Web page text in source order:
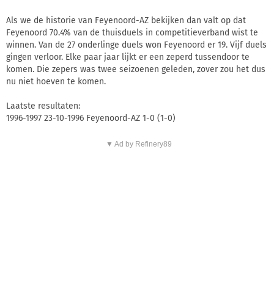
Als we de historie van Feyenoord-AZ bekijken dan valt op dat
Feyenoord 70.4% van de thuisduels in competitieverband wist te
winnen. Van de 27 onderlinge duels won Feyenoord er 19. Vijf duels
gingen verloor. Elke paar jaar lijkt er een zeperd tussendoor te
komen. Die zepers was twee seizoenen geleden, zover zou het dus
nu niet hoeven te komen.
Laatste resultaten:
1996-1997 23-10-1996 Feyenoord-AZ 1-0 (1-0)
▼ Ad by Refinery89